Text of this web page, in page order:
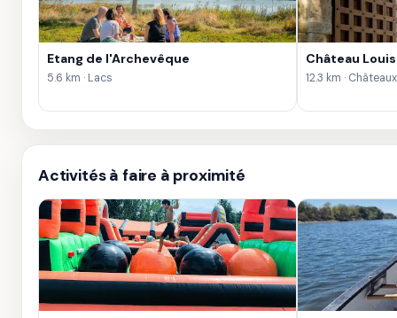
Etang de l'Archevêque
5.6 km · Lacs
Château
12.3 km · Châteaux
Activités à faire à proximité